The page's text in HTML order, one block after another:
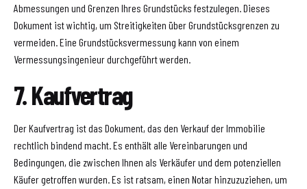
Abmessungen und Grenzen Ihres Grundstücks festzulegen. Dieses
Dokument ist wichtig, um Streitigkeiten über Grundstücksgrenzen zu
vermeiden. Eine Grundstücksvermessung kann von einem
Vermessungsingenieur durchgeführt werden.
7. Kaufvertrag
Der Kaufvertrag ist das Dokument, das den Verkauf der Immobilie
rechtlich bindend macht. Es enthält alle Vereinbarungen und
Bedingungen, die zwischen Ihnen als Verkäufer und dem potenziellen
Käufer getroffen wurden. Es ist ratsam, einen Notar hinzuzuziehen, um